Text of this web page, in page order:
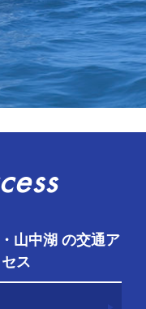
山中湖 の交通ア
ス